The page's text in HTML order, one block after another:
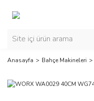
Anasayfa Bahçe Makineleri